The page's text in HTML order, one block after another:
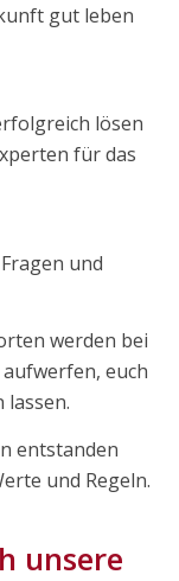
gut leben
lösen
für das
und
werden bei
euch
lassen.
entstanden
und Regeln.
unsere